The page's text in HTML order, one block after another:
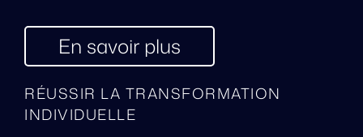
En savoir plus
RÉUSSIR LA TRANSFORMATION
INDIVIDUELLE